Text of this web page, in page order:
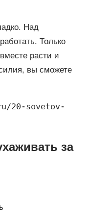
Над
Только
расти и
вы сможете
20-sovetov-
за